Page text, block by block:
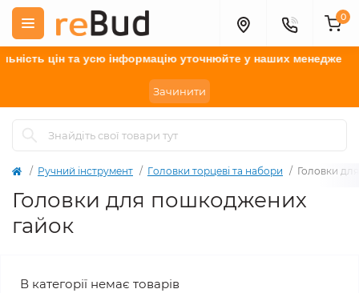
цін та усю інформацію уточнюйтеу наших менеджерів.
Зачинити
0
Ручний інструмент Гoлoвки тopцeві тa нaбopи Головки
Головки для пошкоджених
гайок
В категорії немає товарів